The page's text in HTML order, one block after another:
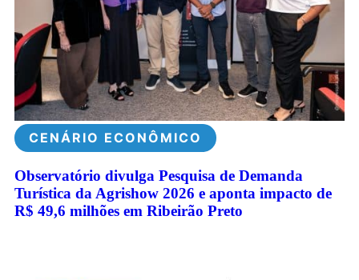
CENÁRIO ECONÔMICO
Observatório divulga Pesquisa de Demanda
Turística da Agrishow 2026 e aponta impacto de
R$ 49,6 milhões em Ribeirão Preto